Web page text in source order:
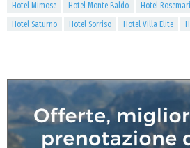
Hotel Mimose
Hotel Monte Baldo Hotel
Hotel Saturno
Hotel Sorriso Hotel Villa Elite